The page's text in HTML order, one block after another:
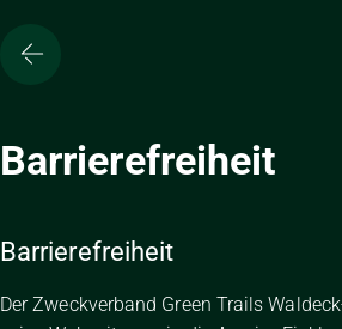
Barrierefreiheit
Barrierefreiheit
Der Zweckverband Green Trails